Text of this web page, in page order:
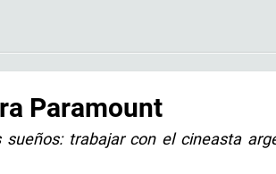
Paramount
trabajar con el cineasta